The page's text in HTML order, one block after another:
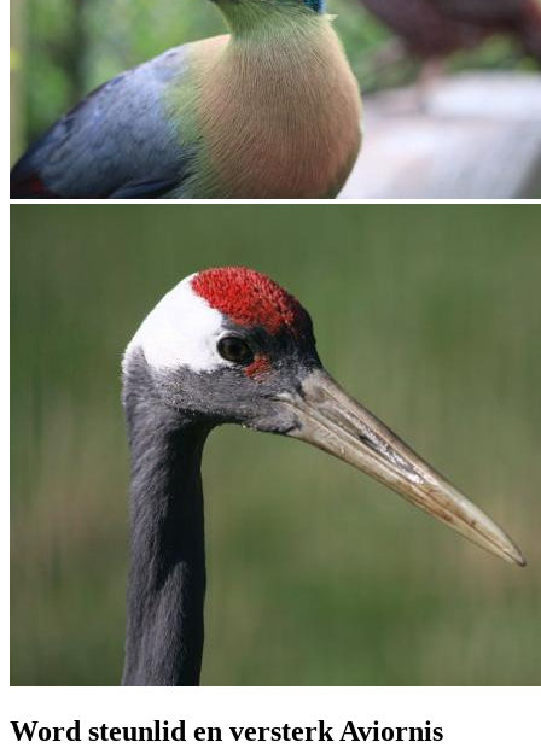
Word steunlid en versterk Aviornis